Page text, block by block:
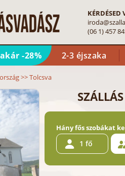
KÉRDÉSED
(06 1) 457
-28% 2-3 éjszaka
>>Tolcsva
Hány fős szobákat
1 fő